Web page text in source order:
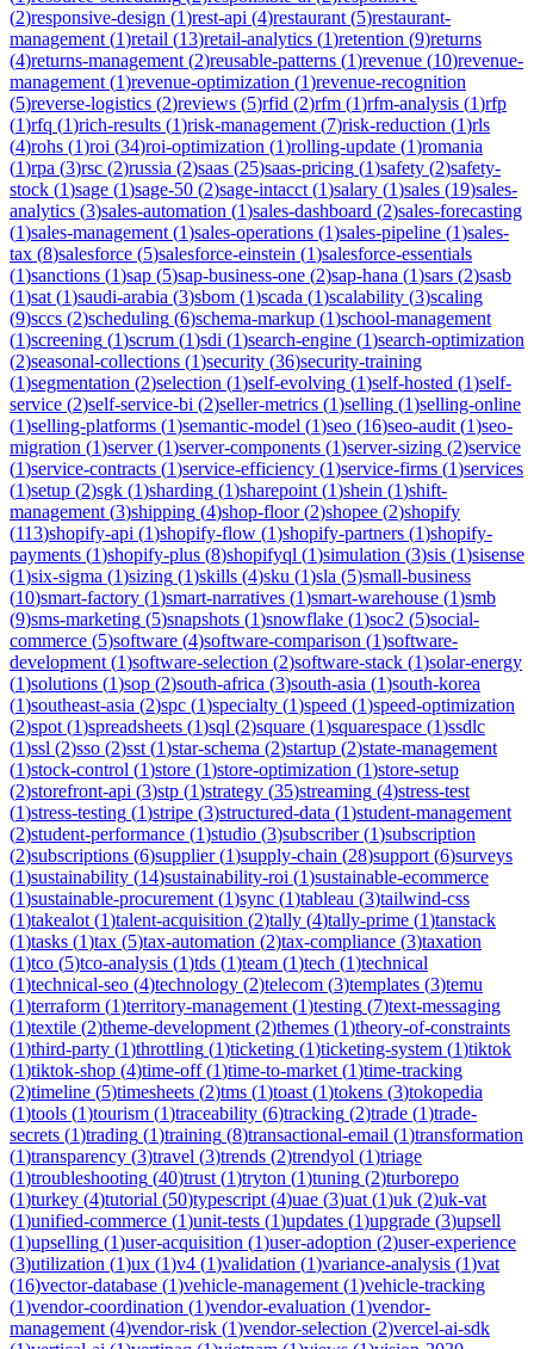
(2)responsive-design (1)rest-api (4)restaurant (5)restaurant-
management (1)retail (13)retail-analytics (1)retention (9)returns
(4)returns-management (2)reusable-patterns (1)revenue (10)revenue-
management (1)revenue-optimization (1)revenue-recognition
(5)reverse-logistics (2)reviews (5)rfid (2)rfm (1)rfm-analysis (1)rfp
(1)rfq (1)rich-results (1)risk-management (7)risk-reduction (1)rls
(4)rohs (1)roi (34)roi-optimization (1)rolling-update (1)romania
(1)rpa (3)rsc (2)russia (2)saas (25)saas-pricing (1)safety (2)safety-
stock (1)sage (1)sage-50 (2)sage-intacct (1)salary (1)sales (19)sales-
analytics (3)sales-automation (1)sales-dashboard (2)sales-forecasting
(1)sales-management (1)sales-operations (1)sales-pipeline (1)sales-
tax (8)salesforce (5)salesforce-einstein (1)salesforce-essentials
(1)sanctions (1)sap (5)sap-business-one (2)sap-hana (1)sars (2)sasb
(1)sat (1)saudi-arabia (3)sbom (1)scada (1)scalability (3)scaling
(9)sccs (2)scheduling (6)schema-markup (1)school-management
(1)screening (1)scrum (1)sdi (1)search-engine (1)search-optimization
(2)seasonal-collections (1)security (36)security-training
(1)segmentation (2)selection (1)self-evolving (1)self-hosted (1)self-
service (2)self-service-bi (2)seller-metrics (1)selling (1)selling-online
(1)selling-platforms (1)semantic-model (1)seo (16)seo-audit (1)seo-
migration (1)server(1)server-components (1)server-sizing (2)service
(1)service-contracts (1)service-efficiency (1)service-firms (1)services
(1)setup (2)sgk (1)sharding (1)sharepoint (1)shein (1)shift-
management (3)shipping (4)shop-floor(2)shopee (2)shopify
(113)shopify-api (1)shopify-flow (1)shopify-partners (1)shopify-
payments (1)shopify-plus (8)shopifyql (1)simulation (3)sis (1)sisense
(1)six-sigma (1)sizing (1)skills (4)sku (1)sla (5)small-business
(10)smart-factory (1)smart-narratives (1)smart-warehouse (1)smb
(9)sms-marketing (5)snapshots (1)snowflake (1)soc2 (5)social-
commerce (5)software (4)software-comparison (1)software-
development (1)software-selection (2)software-stack (1)solar-energy
(1)solutions (1)sop (2)south-africa (3)south-asia (1)south-korea
(1)southeast-asia (2)spc (1)specialty (1)speed (1)speed-optimization
(2)spot (1)spreadsheets (1)sql (2)square (1)squarespace (1)ssdlc
(1)ssl (2)sso (2)sst (1)star-schema (2)startup (2)state-management
(1)stock-control (1)store (1)store-optimization (1)store-setup
(2)storefront-api (3)stp (1)strategy (35)streaming (4)stress-test
(1)stress-testing (1)stripe (3)structured-data (1)student-management
(2)student-performance (1)studio (3)subscriber(1)subscription
(2)subscriptions (6)supplier(1)supply-chain (28)support (6)surveys
(1)sustainability (14)sustainability-roi (1)sustainable-ecommerce
(1)sustainable-procurement (1)sync (1)tableau (3)tailwind-css
(1)takealot (1)talent-acquisition (2)tally (4)tally-prime (1)tanstack
(1)tasks (1)tax (5)tax-automation (2)tax-compliance (3)taxation
(1)tco (5)tco-analysis (1)tds (1)team (1)tech (1)technical
(1)technical-seo (4)technology (2)telecom (3)templates (3)temu
(1)terraform (1)territory-management (1)testing (7)text-messaging
(1)textile (2)theme-development (2)themes (1)theory-of-constraints
(1)third-party (1)throttling (1)ticketing (1)ticketing-system (1)tiktok
(1)tiktok-shop (4)time-off(1)time-to-market (1)time-tracking
(2)timeline (5)timesheets (2)tms (1)toast (1)tokens (3)tokopedia
(1)tools (1)tourism (1)traceability (6)tracking (2)trade (1)trade-
secrets (1)trading (1)training (8)transactional-email (1)transformation
(1)transparency (3)travel (3)trends (2)trendyol (1)triage
(1)troubleshooting (40)trust (1)tryton (1)tuning (2)turborepo
(1)turkey (4)tutorial (50)typescript (4)uae (3)uat (1)uk (2)uk-vat
(1)unified-commerce (1)unit-tests (1)updates (1)upgrade (3)upsell
(1)upselling (1)user-acquisition (1)user-adoption (2)user-experience
(3)utilization (1)ux (1)v4 (1)validation (1)variance-analysis (1)vat
(16)vector-database (1)vehicle-management (1)vehicle-tracking
(1)vendor-coordination (1)vendor-evaluation (1)vendor-
management (4)vendor-risk (1)vendor-selection (2)vercel-ai-sdk